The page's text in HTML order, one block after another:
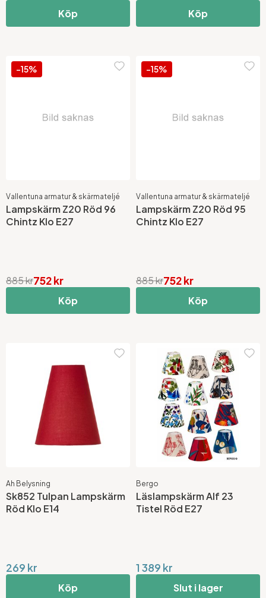
Köp Köp
-15%
Vallentuna armatur & skärmateljé
Lampskärm Z20 Röd 96
Chintz Klo E27
752 kr
885 kr
Köp
-15%
Vallentuna armatur & skärmateljé
Lampskärm Z20 Röd 95
Chintz Klo E27
752 kr
885 kr
Köp
Ah Belysning
Sk852 Tulpan Lampskärm
Röd Klo E14
269 kr
Köp
Bergo
Läslampskärm Alf 23
Tistel Röd E27
1 389 kr
Slut i lager